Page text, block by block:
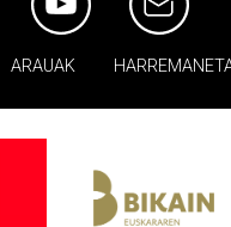
ARAUAK